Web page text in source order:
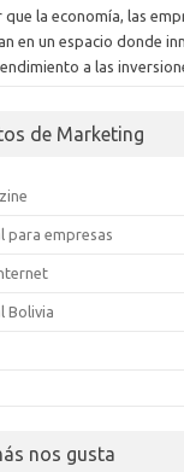
la economía, las
en un espacio donde
a las
de Marketing
para empresas
Bolivia
nos gusta